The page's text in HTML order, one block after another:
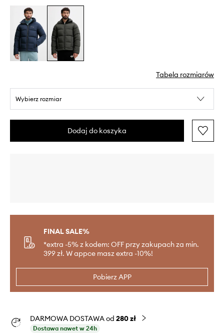
Tabela rozmiarów
Wybierz rozmiar
Dodaj do koszyka
FINAL SALE%
*extra -5% z kodem: OFF przy zakupach za min.
399 zł. W appce masz extra -10%!
Pobierz APP
DARMOWA DOSTAWA od 280 zł
Dostawa nawet w 24h